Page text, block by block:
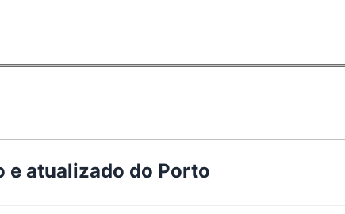
e atualizado do Porto